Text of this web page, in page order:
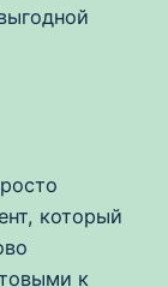
который
к